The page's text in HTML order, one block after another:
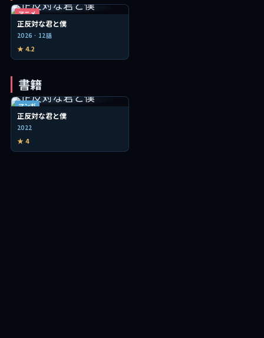
アニメ
正反対な君と僕
2026 · 12話
★ 4.2
書籍
マンガ
正反対な君と僕
2022
★ 4